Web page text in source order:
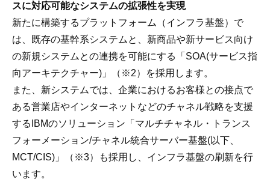
スに対応可能なシステムの拡張性を実現
新たに構築するプラットフォーム（インフラ基盤）で
は、既存の基幹系システムと、新商品や新サービス向け
の新規システムとの連携を可能にする「SOA(サービス指
向アーキテクチャー)」（※2）を採用します。
また、新システムでは、企業におけるお客様との接点で
ある営業店やインターネットなどのチャネル戦略を支援
するIBMのソリューション「マルチチャネル・トランス
フォーメーション/チャネル統合サーバー基盤(以下、
MCT/CIS)」（※3）も採用し、インフラ基盤の刷新を行
います。